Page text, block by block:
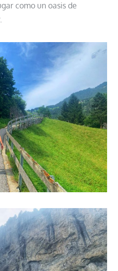
como un oasis de